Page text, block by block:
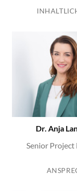
Dr. Anja
Senior Project